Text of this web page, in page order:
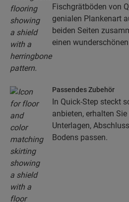
Fischgrätböden von
genialen Plankenart
beiden Seiten
einen
Passendes Zubehör
In Quick-Step steckt
anbieten, erhalten
Unterlagen,
Bodens passen.